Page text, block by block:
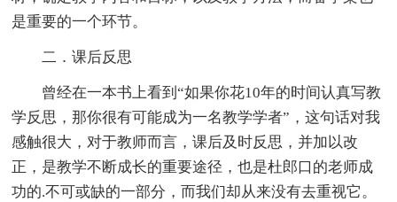
是重要的一个环节。
二．课后反思
曾经在一本书上看到“如果你花10年的时间认真写教
学反思，那你很有可能成为一名教学学者”，这句话对我
感触很大，对于教师而言，课后及时反思，并加以改
正，是教学不断成长的重要途径，也是杜郎口的老师成
功的.不可或缺的一部分，而我们却从来没有去重视它。